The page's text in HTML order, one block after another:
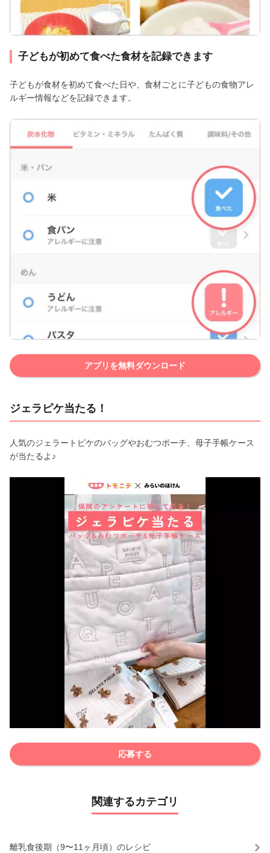
子どもが初めて食べた食材を記録できます
子どもが食材を初めて食べた日や、食材ごとに子どもの食物アレ
ルギー情報などを記録できます。
アプリを無料ダウンロード
ジェラピケ当たる！
人気のジェラートピケのバッグやおむつポーチ、母子手帳ケース
が当たるよ♪
応募する
関連するカテゴリ
離乳食後期（9〜11ヶ月頃）のレシピ